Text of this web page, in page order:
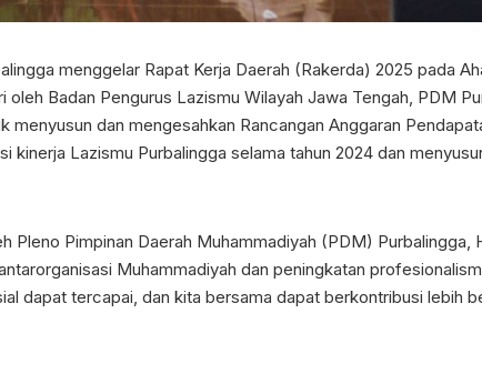
menggelar Rapat Kerja Daerah (Rakerda) 2025 pada
oleh Badan Pengurus Lazismu Wilayah Jawa Tengah, PDM
menyusun dan mengesahkan Rancangan Anggaran
kinerja Lazismu Purbalingga selama tahun 2024 dan
Pleno Pimpinan Daerah Muhammadiyah (PDM) Purbalingga,
Muhammadiyah dan peningkatan
dapat tercapai, dan kita bersama dapat berkontribusi lebih